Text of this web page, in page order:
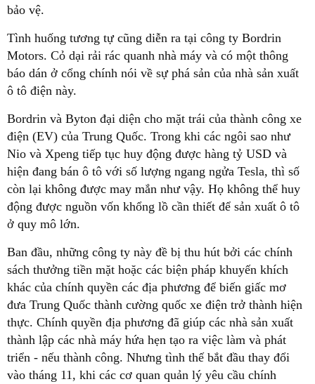
bảo vệ.
Tình huống tương tự cũng diễn ra tại công ty Bordrin
Motors. Cỏ dại rải rác quanh nhà máy và có một thông
báo dán ở cổng chính nói về sự phá sản của nhà sản xuất
ô tô điện này.
Bordrin và Byton đại diện cho mặt trái của thành công xe
điện (EV) của Trung Quốc. Trong khi các ngôi sao như
Nio và Xpeng tiếp tục huy động được hàng tỷ USD và
hiện đang bán ô tô với số lượng ngang ngửa Tesla, thì số
còn lại không được may mắn như vậy. Họ không thể huy
động được nguồn vốn khổng lồ cần thiết để sản xuất ô tô
ở quy mô lớn.
Ban đầu, những công ty này đề bị thu hút bởi các chính
sách thưởng tiền mặt hoặc các biện pháp khuyến khích
khác của chính quyền các địa phương để biến giấc mơ
đưa Trung Quốc thành cường quốc xe điện trở thành hiện
thực. Chính quyền địa phương đã giúp các nhà sản xuất
thành lập các nhà máy hứa hẹn tạo ra việc làm và phát
triển - nếu thành công. Nhưng tình thế bắt đầu thay đổi
vào tháng 11, khi các cơ quan quản lý yêu cầu chính